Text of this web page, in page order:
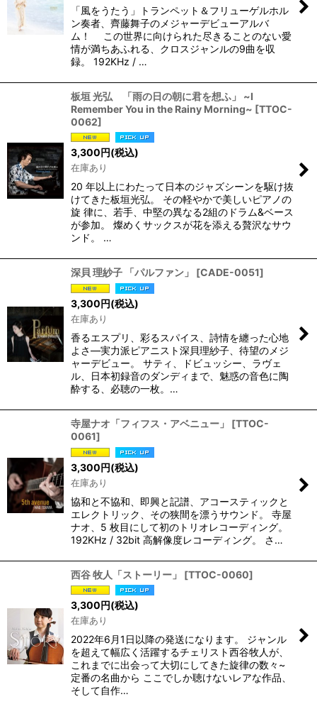
「風をうたう」トランペット＆フリューゲルホル
ン奏者、齊藤舞子のメジャーデビューアルバ
ム！ この世界に向けられた尽きることのない愛
情が満ちあふれる、クロスジャンルの9曲を収
録。 192KHz / …
板垣 光弘 「雨の日の朝に君を想ふ」 ~I
Remember You in the Rainy Morning~ [TTOC-
0062]
3,300円(税込)
在庫あり
20 年以上にわたって日本のジャズシーンを駆け抜
けてきた板垣光弘。 その軽やかで美しいピアノの
旋 律に、若手、中堅の異なる2組のドラム&ベース
が参加。 燦めくサックスが花を添える贅沢なサウ
ンド。 …
深貝 理紗子 「パルファン」 [CADE-0051]
3,300円(税込)
在庫あり
香るエスプリ、彩るスパイス、詩情を纏った心地
よさ―実力派ピアニスト深貝理紗子、待望のメジ
ャーデビュー。 サティ、ドビュッシー、ラヴェ
ル、日本初録音のダンディまで、魅惑の音色に陶
酔する、必聴の一枚。…
寺屋ナオ「フィフス・アベニュー」 [TTOC-
0061]
3,300円(税込)
在庫あり
協和と不協和、即興と記譜、アコースティックと
エレクトリック、その狭間を漂うサウンド。 寺屋
ナオ、5 枚目にして初のトリオレコーディング。
192KHz / 32bit 高解像度レコーディング。 さ…
西谷 牧人「ストーリー」 [TTOC-0060]
3,300円(税込)
在庫あり
2022年6月1日以降の発送になります。 ジャンル
を超えて幅広く活躍するチェリスト西谷牧人が、
これまでに出会って大切にしてきた旋律の数々~
定番の名曲から ここでしか聴けないレアな作品、
そして自作…